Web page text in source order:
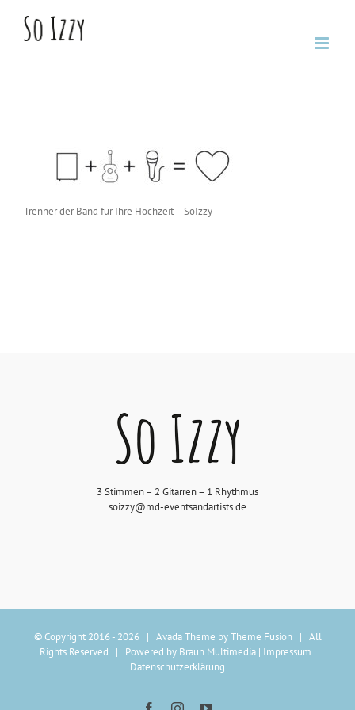
Inhalt
springen
Trenner der Band für Ihre Hochzeit – SoIzzy
3 Stimmen – 2 Gitarren – 1 Rhythmus
soizzy@md-eventsandartists.de
© Copyright 2016 - 2026 | Avada Theme byTheme Fusion| All
Rights Reserved | Powered by Braun Multimedia| Impressum |
Datenschutzerklärung